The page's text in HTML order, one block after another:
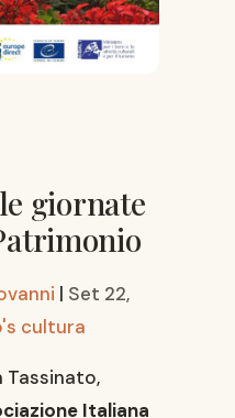
giornate
| Set 22,
cultura
Italiana